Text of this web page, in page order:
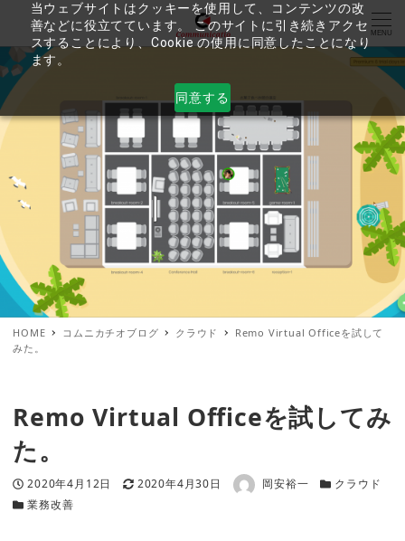
当ウェブサイトはクッキーを使用して、コンテンツの改
善などに役立てています。 このサイトに引き続きアクセ
スすることにより、Cookie の使用に同意したことになり
ます。
同意する
MENU
HOME コムニカチオブログ クラウド
Remo Virtual Officeを試して
みた。
Remo Virtual Officeを試してみ
た。
投稿日
2020年4月12日 更新日
2020年4月30日 著者 岡安裕一 カテゴリー
クラウド
カテゴリー
業務改善